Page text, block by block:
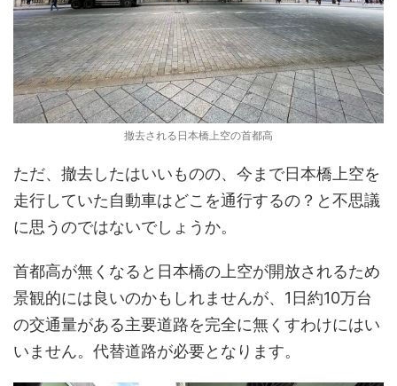
撤去される日本橋上空の首都高
ただ、撤去したはいいものの、今まで日本橋上空を
走行していた自動車はどこを通行するの？と不思議
に思うのではないでしょうか。
首都高が無くなると日本橋の上空が開放されるため
景観的には良いのかもしれませんが、1日約10万台
の交通量がある主要道路を完全に無くすわけにはい
いません。代替道路が必要となります。